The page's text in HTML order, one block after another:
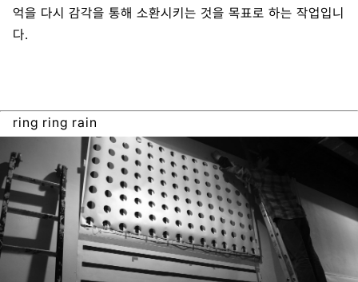
억을 다시 감각을 통해 소환시키는 것을 목표로 하는 작업입니
다.
ring ring rain